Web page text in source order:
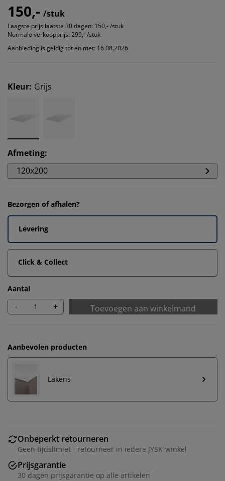
150,- /stuk
Laagste prijs laatste 30 dagen: 150,- /stuk
Normale verkoopprijs: 299,- /stuk
Aanbieding is geldig tot en met: 16.08.2026
Kleur: Grijs
Afmeting:
120x200
Bezorgen of afhalen?
Levering
Click & Collect
Aantal
- + Toevoegen aan winkelmand
Aanbevolen producten
Lakens
Onbeperkt retourneren
Geen tijdslimiet - retourneer in iedere JYSK-winkel
Prijsgarantie
30 dagen prijsgarantie op alle artikelen